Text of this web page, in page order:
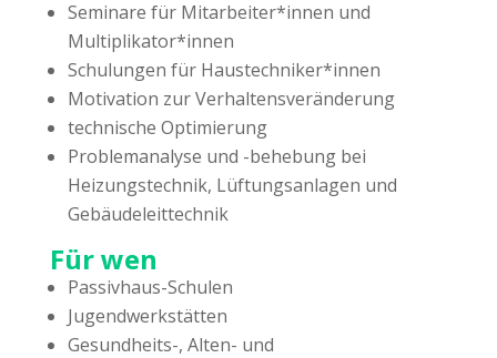
Seminare für Mitarbeiter*innen und
Multiplikator*innen
Schulungen für Haustechniker*innen
Motivation zur Verhaltensveränderung
technische Optimierung
Problemanalyse und -behebung bei
Heizungstechnik, Lüftungsanlagen und
Gebäudeleittechnik
Für wen
Passivhaus-Schulen
Jugendwerkstätten
Gesundheits-, Alten- und